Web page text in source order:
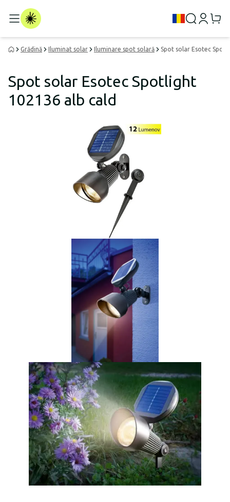
Grădină Iluminat solar Iluminare spot solară Spot solar Esotec
Spot solar Esotec Spotlight
102136 alb cald